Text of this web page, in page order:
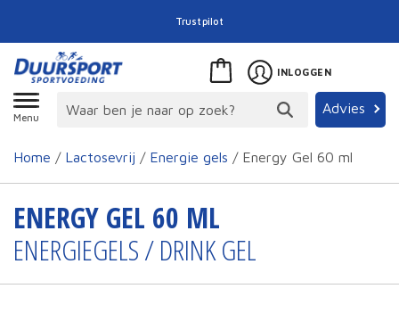
Trustpilot
Menu
Advies
INLOGGEN
Home / Lactosevrij / Energie gels / Energy Gel 60 ml
ENERGY GEL 60 ML
ENERGIEGELS / DRINK GEL